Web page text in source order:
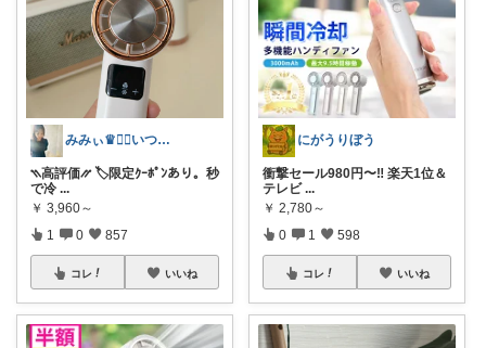
みみぃ♛👯‍♀️いつもありがとう🎪
⳹高評価⳼ 🏷️限定ｸｰﾎﾟﾝあり。秒
で冷 ...
￥ 3,960～
1 0 857
コレ いいね
にがうりぼう
衝撃セール980円〜‼️ 楽天1位＆
テレビ ...
￥ 2,780～
0 1 598
コレ いいね